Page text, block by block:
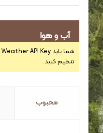
آب و هوا
تنظیم کنید.
محبوب